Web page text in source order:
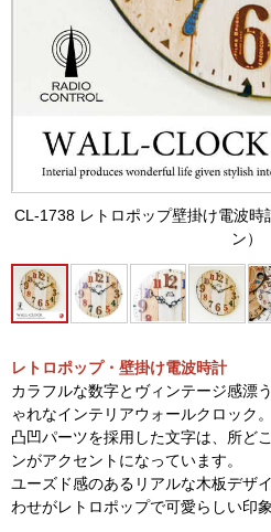
CL-1738 レトロポップ壁掛け電波時
ン）
レトロポップ・壁掛け電波時計
カラフルな数字とヴィンテージ感漂
ゃれなインテリアウォールクロック。
凸凹パーツを採用した文字は、所ど
ンがアクセントになっています。
ユーズド感のあるリアルな木板デザ
わせがレトロポップで可愛らしい印